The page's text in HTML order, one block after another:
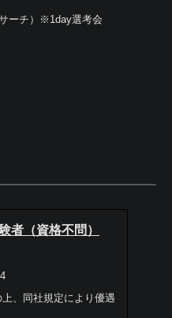
ーチ）※1day選考会
者（資格不問）
、同社規定により優遇